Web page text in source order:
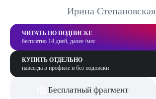
Ирина Степановская
ЧИТАТЬ ПО ПОДПИСКЕ
бесплатно 14 дней, далее /мес
КУПИТЬ ОТДЕЛЬНО
навсегда в профиле и без подписки
Бесплатный фрагмент